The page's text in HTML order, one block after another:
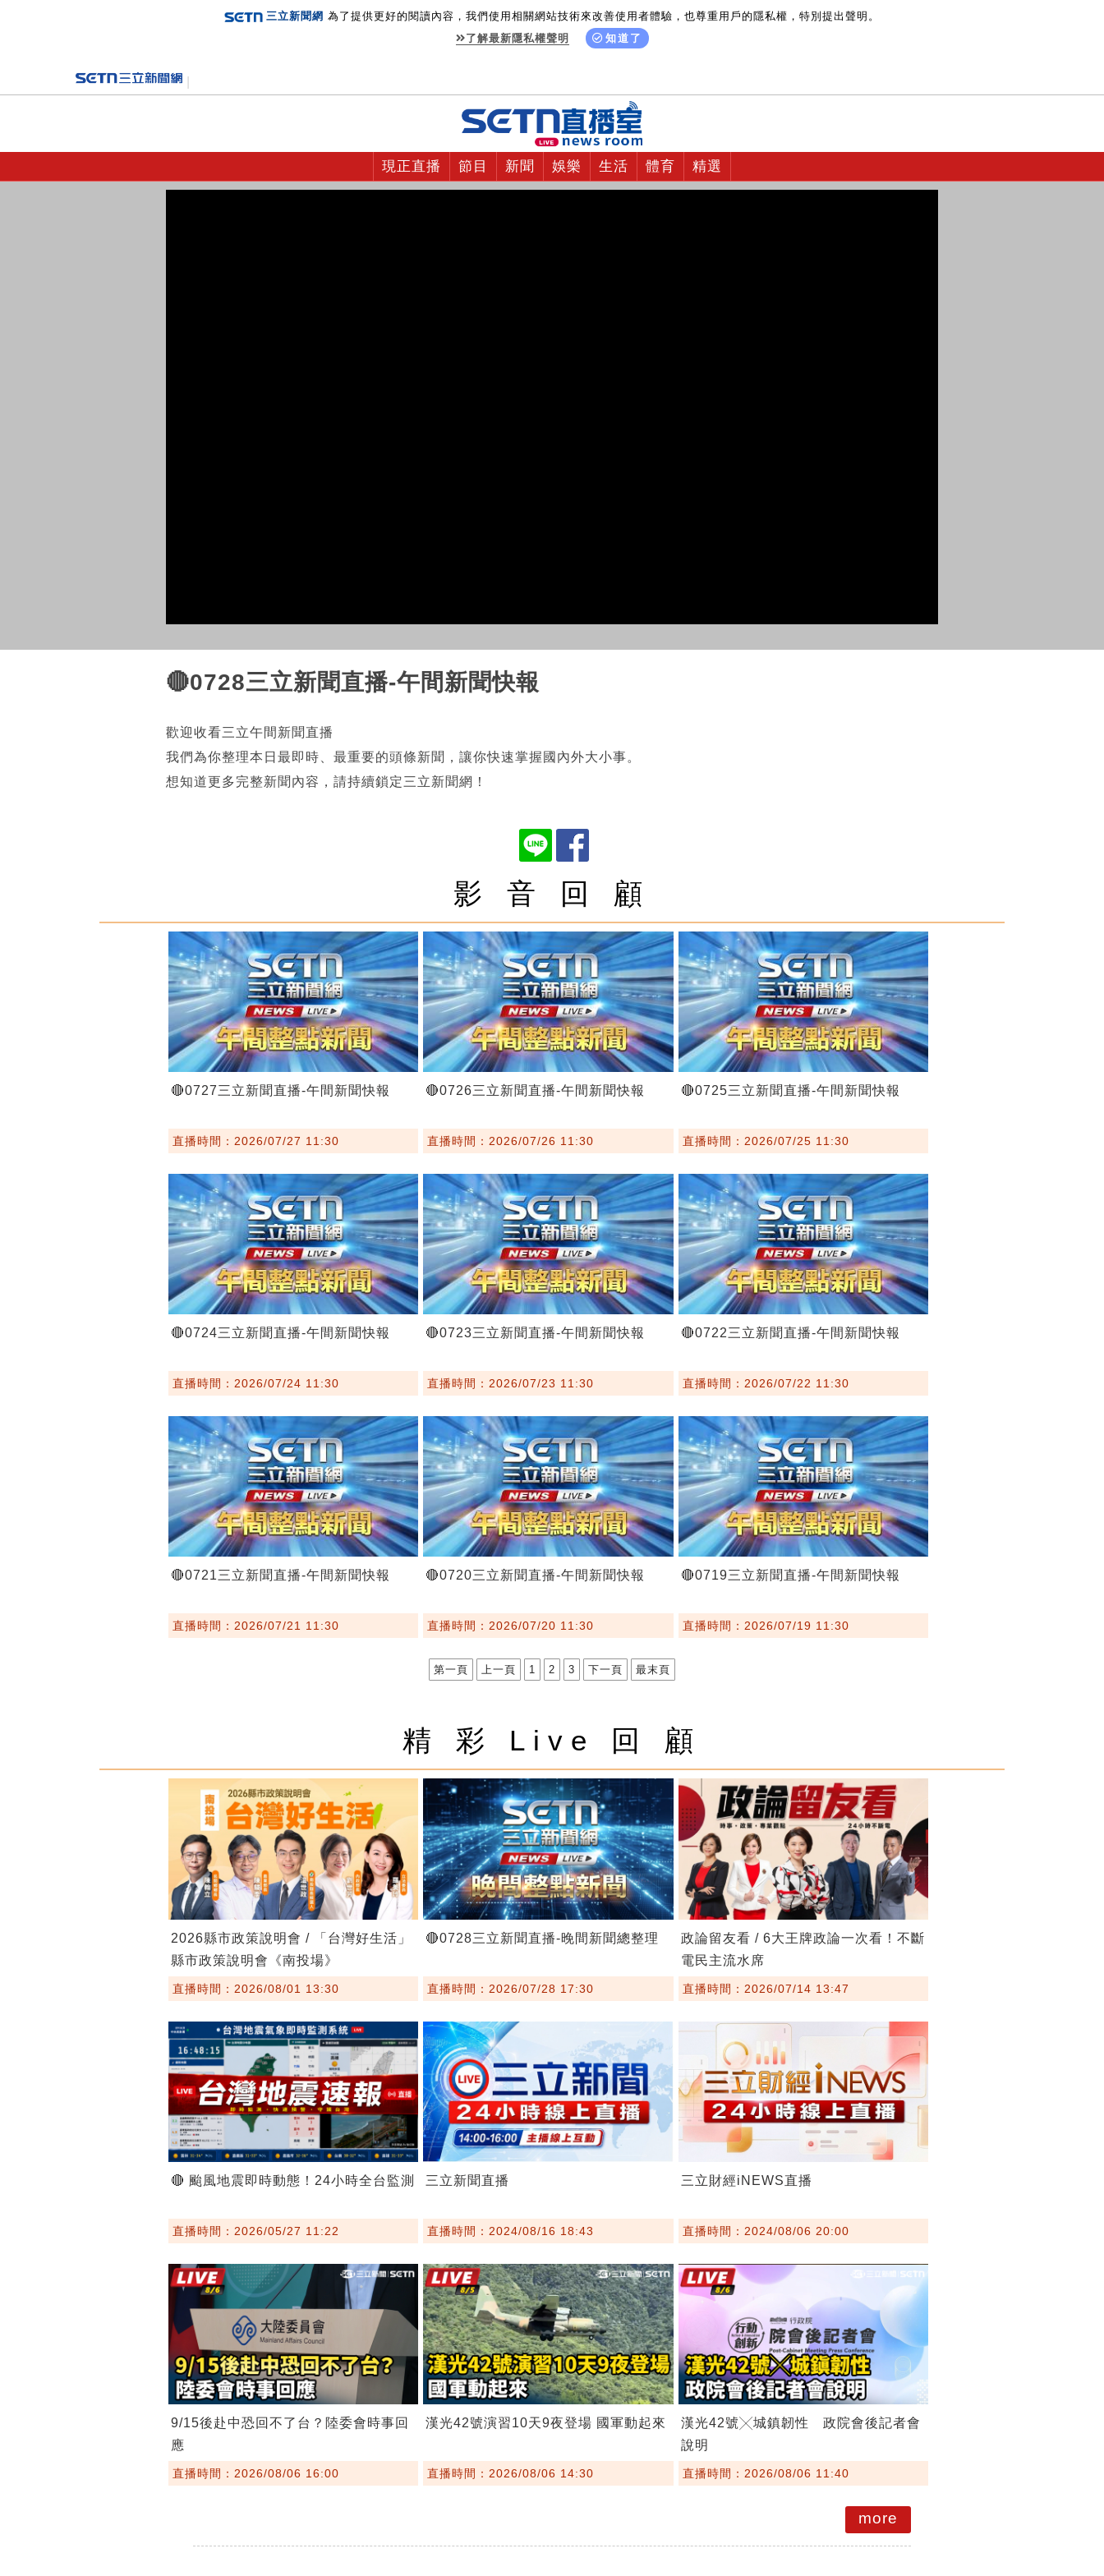
三立新聞網 為了提供更好的閱讀內容，我們使用相關網站技術來改善使用者體驗，也尊重用戶的隱私權，特別提出聲明。
了解最新隱私權聲明
知道了
現正直播 節目 新聞 娛樂 生活 體育 精選
🔴0728三立新聞直播-午間新聞快報
歡迎收看三立午間新聞直播
我們為你整理本日最即時、最重要的頭條新聞，讓你快速掌握國內外大小事。
想知道更多完整新聞內容，請持續鎖定三立新聞網！
影 音 回 顧
🔴0727三立新聞直播-午間新聞快報
直播時間：2026/07/27 11:30
🔴0726三立新聞直播-午間新聞快報
直播時間：2026/07/26 11:30
🔴0725三立新聞直播-午間新聞快報
直播時間：2026/07/25 11:30
🔴0724三立新聞直播-午間新聞快報
直播時間：2026/07/24 11:30
🔴0723三立新聞直播-午間新聞快報
直播時間：2026/07/23 11:30
🔴0722三立新聞直播-午間新聞快報
直播時間：2026/07/22 11:30
🔴0721三立新聞直播-午間新聞快報
直播時間：2026/07/21 11:30
🔴0720三立新聞直播-午間新聞快報
直播時間：2026/07/20 11:30
🔴0719三立新聞直播-午間新聞快報
直播時間：2026/07/19 11:30
第一頁 上一頁 1 2 3 下一頁 最末頁
精 彩 Live 回 顧
2026縣市政策說明會 / 「台灣好生活」
縣市政策說明會《南投場》
直播時間：2026/08/01 13:30
🔴0728三立新聞直播-晚間新聞總整理
直播時間：2026/07/28 17:30
政論留友看 / 6大王牌政論一次看！不斷
電民主流水席
直播時間：2026/07/14 13:47
🔴 颱風地震即時動態！24小時全台監測
直播時間：2026/05/27 11:22
三立新聞直播
直播時間：2024/08/16 18:43
三立財經iNEWS直播
直播時間：2024/08/06 20:00
9/15後赴中恐回不了台？陸委會時事回
應
直播時間：2026/08/06 16:00
漢光42號演習10天9夜登場 國軍動起來
直播時間：2026/08/06 14:30
漢光42號╳城鎮韌性 政院會後記者會
說明
直播時間：2026/08/06 11:40
more